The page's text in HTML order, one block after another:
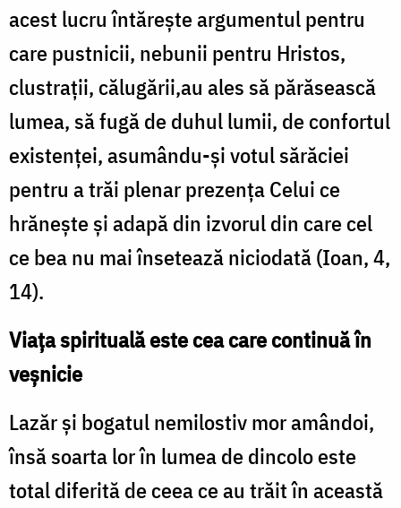
acest lucru întărește argumentul pentru
care pustnicii, nebunii pentru Hristos,
clustrații, călugării,au ales să părăsească
lumea, să fugă de duhul lumii, de confortul
existenței, asumându-și votul sărăciei
pentru a trăi plenar prezența Celui ce
hrănește și adapă din izvorul din care cel
ce bea nu mai însetează niciodată (Ioan, 4,
14).
Viața spirituală este cea care continuă în
veșnicie
Lazăr și bogatul nemilostiv mor amândoi,
însă soarta lor în lumea de dincolo este
total diferită de ceea ce au trăit în această